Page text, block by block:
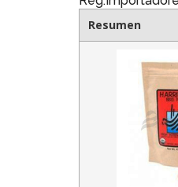
Resumen